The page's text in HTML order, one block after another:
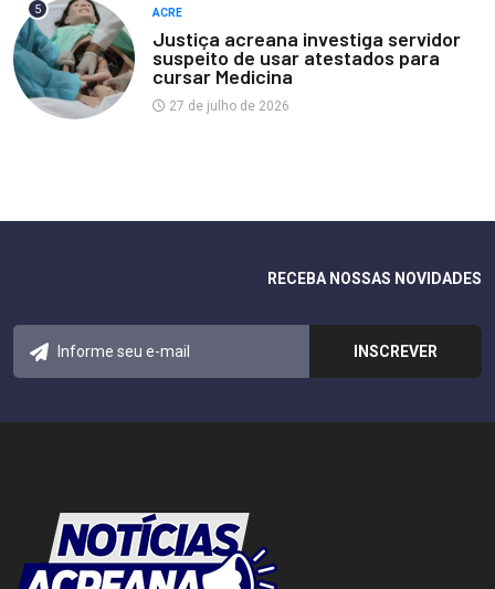
5 ACRE
Justiça acreana investiga servidor
suspeito de usar atestados para
cursar Medicina
27 de julho de 2026
RECEBA NOSSAS NOVIDADES